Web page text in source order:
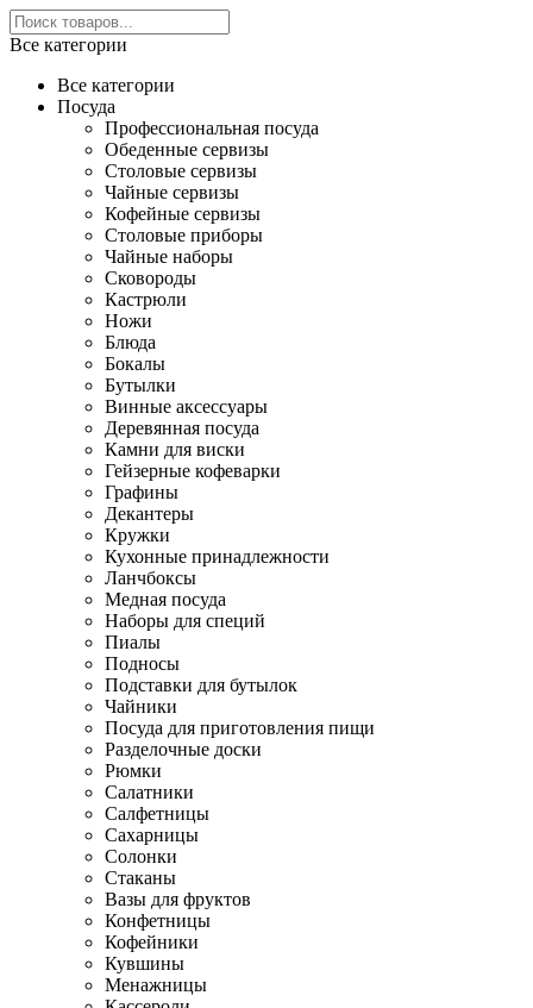
Все категории
Все категории
Посуда
Профессиональная посуда
Обеденные сервизы
Столовые сервизы
Чайные сервизы
Кофейные сервизы
Столовые приборы
Чайные наборы
Сковороды
Кастрюли
Ножи
Блюда
Бокалы
Бутылки
Винные аксессуары
Деревянная посуда
Камни для виски
Гейзерные кофеварки
Графины
Декантеры
Кружки
Кухонные принадлежности
Ланчбоксы
Медная посуда
Наборы для специй
Пиалы
Подносы
Подставки для бутылок
Чайники
Посуда для приготовления пищи
Разделочные доски
Рюмки
Салатники
Салфетницы
Сахарницы
Солонки
Стаканы
Вазы для фруктов
Конфетницы
Кофейники
Кувшины
Менажницы